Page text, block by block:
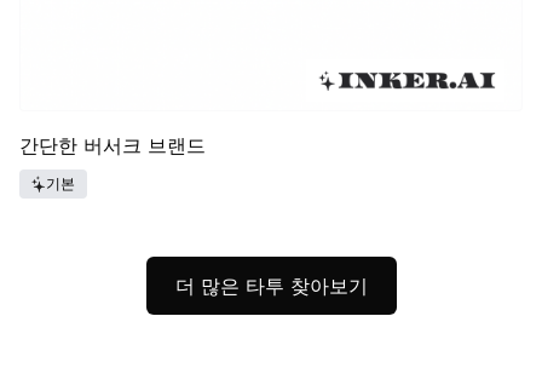
간단한 버서크 브랜드
기본
더 많은 타투 찾아보기